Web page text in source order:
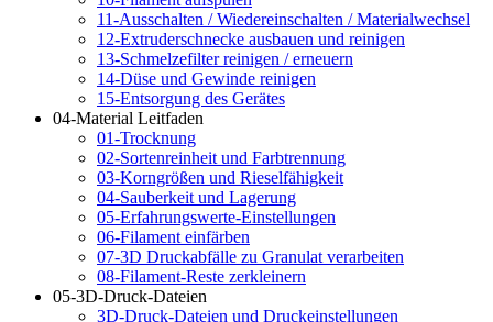
11-Ausschalten / Wiedereinschalten / Materialwechsel
12-Extruderschnecke ausbauen und reinigen
13-Schmelzefilter reinigen / erneuern
14-Düse und Gewinde reinigen
15-Entsorgung des Gerätes
04-Material Leitfaden
01-Trocknung
02-Sortenreinheit und Farbtrennung
03-Korngrößen und Rieselfähigkeit
04-Sauberkeit und Lagerung
05-Erfahrungswerte-Einstellungen
06-Filament einfärben
07-3D Druckabfälle zu Granulat verarbeiten
08-Filament-Reste zerkleinern
05-3D-Druck-Dateien
3D-Druck-Dateien und Druckeinstellungen